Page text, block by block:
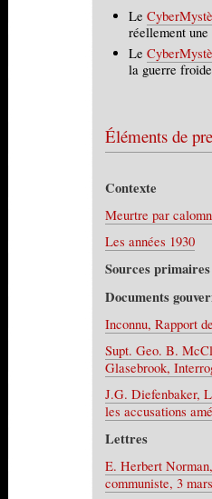
Le
réellement
Le
la guerre
Éléments de
Contexte
Meurtre par
Les années 1930
Sources primaires
Documents
Inconnu, Rapport
Supt. Geo. B.
Glasebrook,
J.G. Diefenbaker,
les accusations
Lettres
E. Herbert
communiste, 3